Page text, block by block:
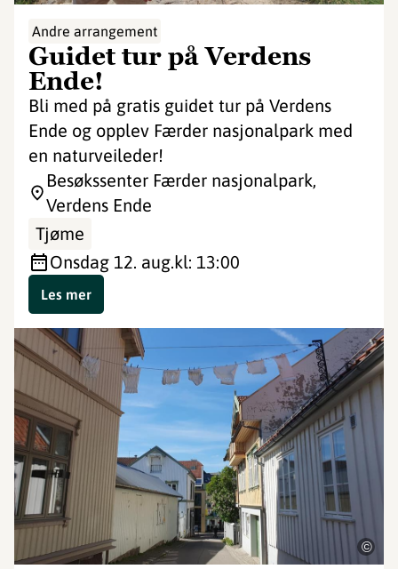
Andre arrangement
Guidet tur på Verdens
Ende!
Bli med på gratis guidet tur på Verdens
Ende og opplev Færder nasjonalpark med
en naturveileder!
Besøkssenter Færder nasjonalpark,
Verdens Ende
Tjøme
onsdag 12. aug.kl: 13:00
Les mer
©